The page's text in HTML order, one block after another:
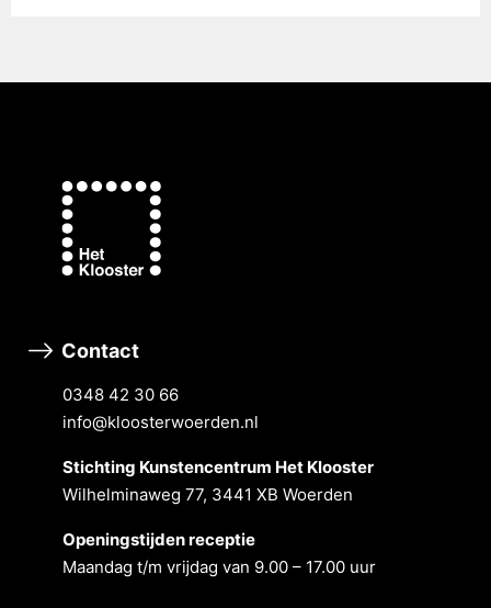
Contact
0348 42 30 66
info@kloosterwoerden.nl
Stichting Kunstencentrum Het Klooster
Wilhelminaweg 77, 3441 XB Woerden
Openingstĳden receptie
Maandag t/m vrĳdag van 9.00 – 17.00 uur